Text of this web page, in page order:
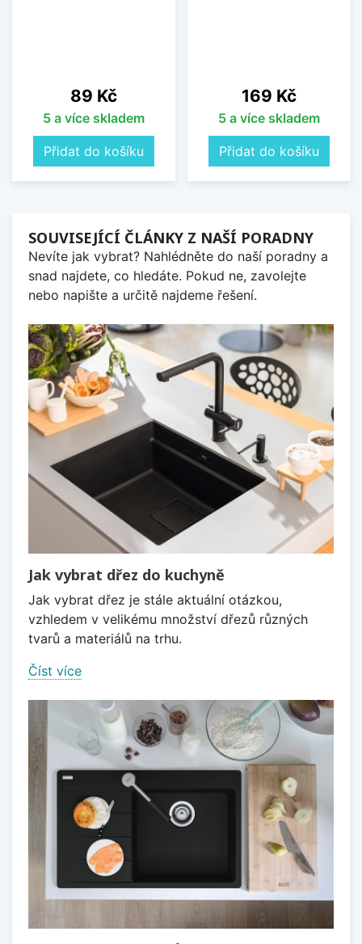
Cena
89 Kč
5 a více skladem
Přidat do košíku
Cena
169 Kč
5 a více skladem
Přidat do košíku
SOUVISEJÍCÍ ČLÁNKY Z NAŠÍ PORADNY
Nevíte jak vybrat? Nahlédněte do naší poradny a
snad najdete, co hledáte. Pokud ne, zavolejte
nebo napište a určitě najdeme řešení.
Jak vybrat dřez do kuchyně
Jak vybrat dřez je stále aktuální otázkou,
vzhledem v velikému množství dřezů různých
tvarů a materiálů na trhu.
Číst více